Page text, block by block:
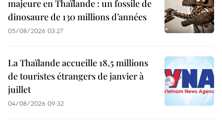
majeure en Thaïlande : un fossile de
dinosaure de 130 millions d’années
05/08/2026 03:27
La Thaïlande accueille 18,5 millions
de touristes étrangers de janvier à
juillet
04/08/2026 09:32